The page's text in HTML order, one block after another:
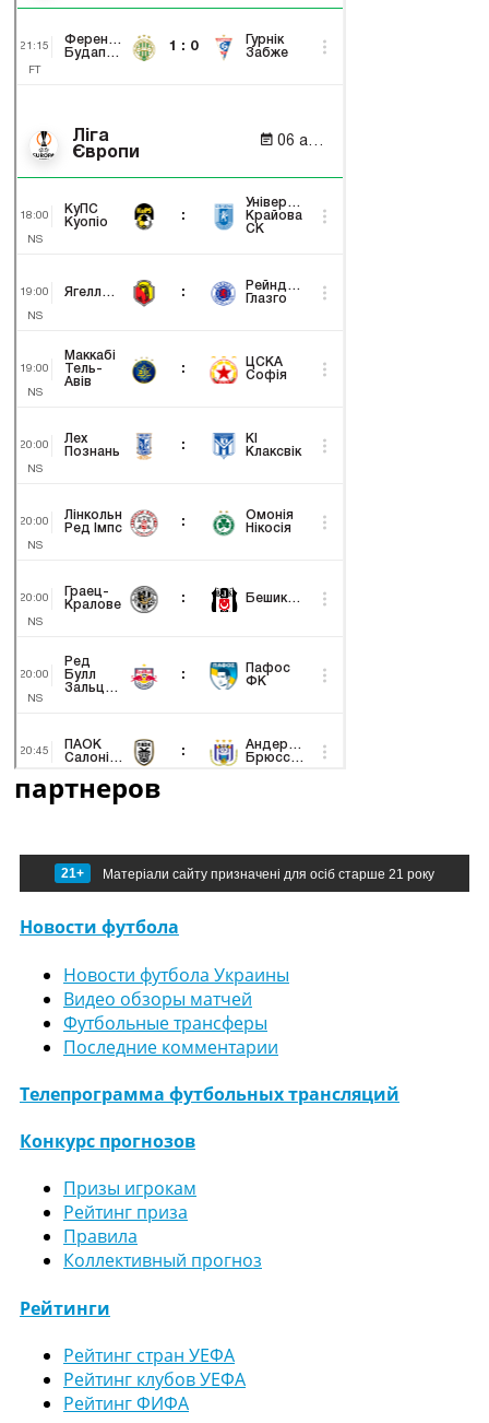
партнеров
21+ Матеріали сайту призначені для осіб старше 21 року
Новости футбола
Новости футбола Украины
Видео обзоры матчей
Футбольные трансферы
Последние комментарии
Телепрограмма футбольных трансляций
Конкурс прогнозов
Призы игрокам
Рейтинг приза
Правила
Коллективный прогноз
Рейтинги
Рейтинг стран УЕФА
Рейтинг клубов УЕФА
Рейтинг ФИФА